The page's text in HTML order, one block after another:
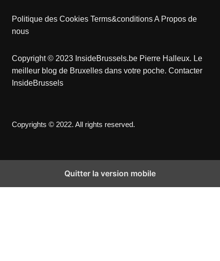
Politique des Cookies Terms&conditionsA Propos de
nous
Copyright © 2023 InsideBrussels.be Pierre Halleux. Le
meilleur blog de Bruxelles dans votre poche. Contacter
InsideBrussels
Copyrights © 2022. All rights reserved.
Quitter la version mobile